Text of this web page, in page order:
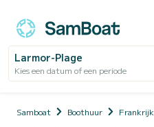
Larmor-Plage
Kies een datum of een periode
Samboat Boothuur Frankrijk